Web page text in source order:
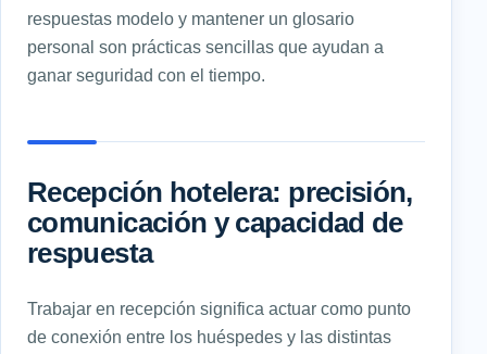
respuestas modelo y mantener un glosario
personal son prácticas sencillas que ayudan a
ganar seguridad con el tiempo.
Recepción hotelera: precisión,
comunicación y capacidad de
respuesta
Trabajar en recepción significa actuar como punto
de conexión entre los huéspedes y las distintas